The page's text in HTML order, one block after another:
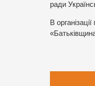
ради
В